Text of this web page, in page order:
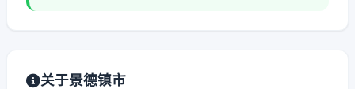
关于景德镇市